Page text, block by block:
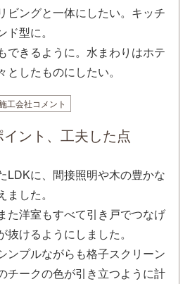
ビングと一体にしたい。キッチ
型に。
できるように。水まわりはホテ
したものにしたい。
工会社コメント
ント、工夫した点
LDKに、間接照明や木の豊かな
した。
た洋室もすべて引き戸でつなげ
けるようにしました。
ンプルながらも格子スクリーン
チークの色が引き立つように計